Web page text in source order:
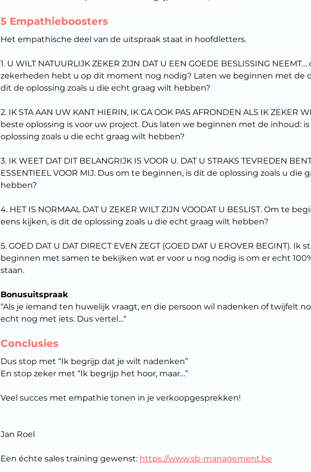
5 Empathieboosters
Het empathische deel van de uitspraak staat in hoofdletters.
1. U WILT NATUURLIJK ZEKER ZIJN DAT U EEN GOEDE BESLISSING
zekerheden hebt u op dit moment nog nodig? Laten we beginnen met de
dit de oplossing zoals u die echt graag wilt hebben?
2. IK STA AAN UW KANT HIERIN, IK GA OOK PAS AFRONDEN ALS IK ZEKER
beste oplossing is voor uw project. Dus laten we beginnen met de inhoud:
oplossing zoals u die echt graag wilt hebben?
3. IK WEET DAT DIT BELANGRIJK IS VOOR U. DAT U STRAKS TEVREDEN
ESSENTIEEL VOOR MIJ. Dus om te beginnen, is dit de oplossing zoals u die
hebben?
4. HET IS NORMAAL DAT U ZEKER WILT ZIJN VOODAT U BESLIST. Om te
eens kijken, is dit de oplossing zoals u die echt graag wilt hebben?
5. GOED DAT U DAT DIRECT EVEN ZEGT (GOED DAT U EROVER BEGINT). Ik
beginnen met samen te bekijken wat er voor u nog nodig is om er echt
staan.
Bonusuitspraak
“Als je iemand ten huwelijk vraagt, en die persoon wil nadenken of twijfelt
echt nog met iets. Dus vertel…“
Conclusies
Dus stop met “Ik begrijp dat je wilt nadenken”
En stop zeker met “Ik begrijp het hoor, maar…”
Veel succes met empathie tonen in je verkoopgesprekken!
Jan Roel
Een échte sales training gewenst: https://www.sb-management.be